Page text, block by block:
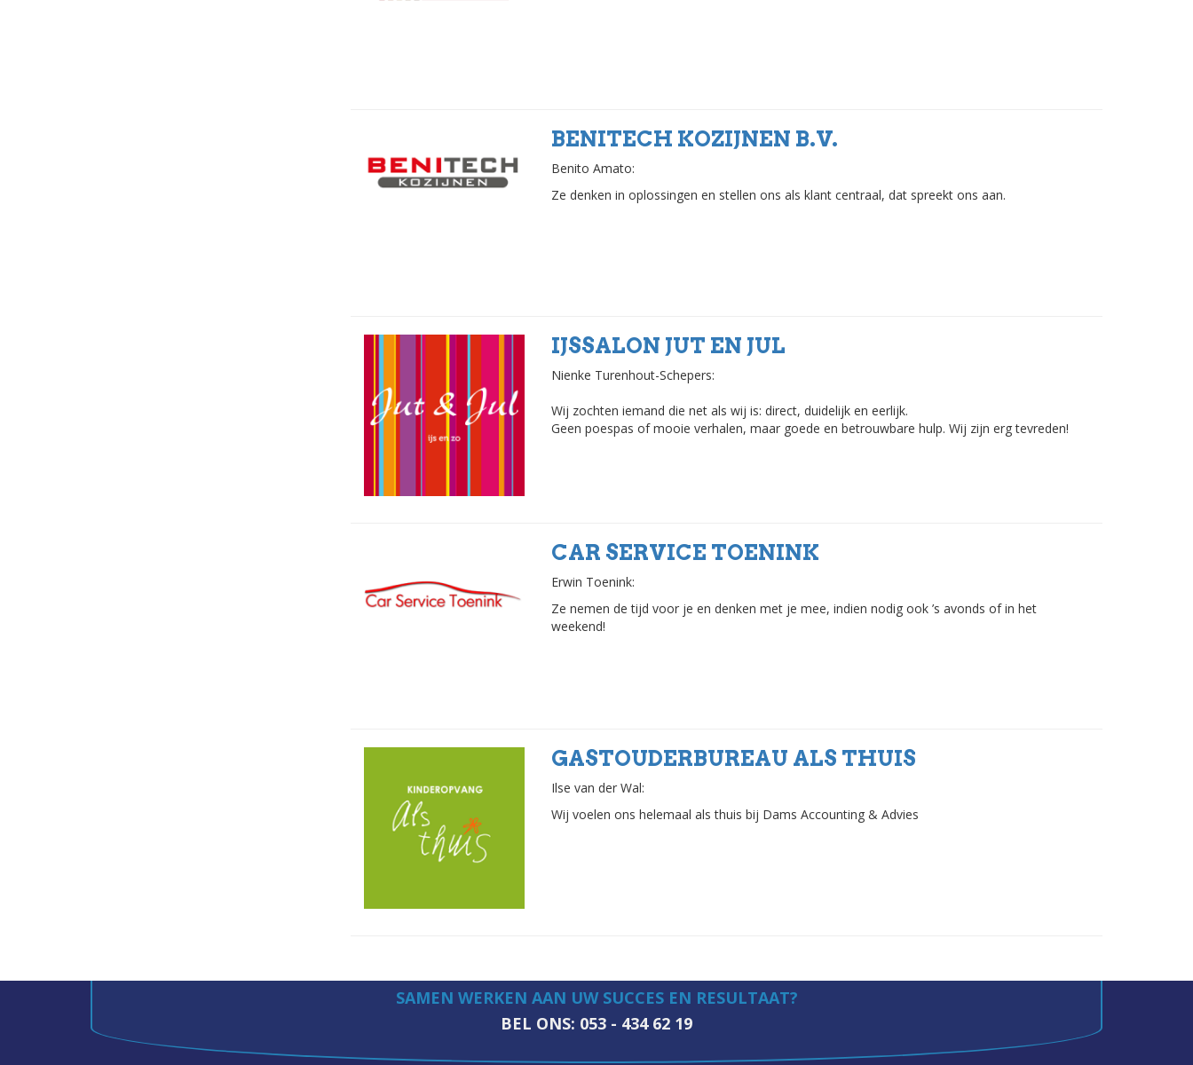
BENITECH KOZIJNEN B.V.
Benito Amato:
Ze denken in oplossingen en stellen ons als klant centraal, dat spreekt ons aan.
IJSSALON JUT EN JUL
Nienke Turenhout-Schepers:
Wij zochten iemand die net als wij is: direct, duidelijk en eerlijk.
Geen poespas of mooie verhalen, maar goede en betrouwbare hulp. Wij zijn erg tevreden!
CAR SERVICE TOENINK
Erwin Toenink:
Ze nemen de tijd voor je en denken met je mee, indien nodig ook ’s avonds of in het
weekend!
GASTOUDERBUREAU ALS THUIS
Ilse van der Wal:
Wij voelen ons helemaal als thuis bij Dams Accounting & Advies
SAMEN WERKEN AAN UW SUCCES EN RESULTAAT?
BEL ONS: 053 - 434 62 19